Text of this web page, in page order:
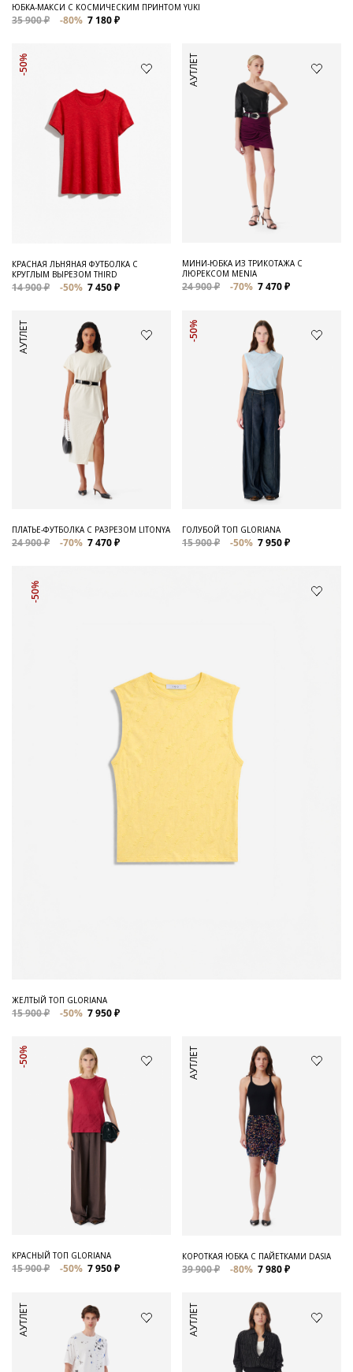
ЮБКА-МАКСИ С КОСМИЧЕСКИМ ПРИНТОМ YUKI
35 900 ₽ -80% 7 180 ₽
-50%
КРАСНАЯ ЛЬНЯНАЯ ФУТБОЛКА С
КРУГЛЫМ ВЫРЕЗОМ THIRD
14 900 ₽ -50% 7 450 ₽
АУТЛЕТ
МИНИ-ЮБКА ИЗ ТРИКОТАЖА С
ЛЮРЕКСОМ MENIA
24 900 ₽ -70% 7 470 ₽
АУТЛЕТ
ПЛАТЬЕ-ФУТБОЛКА С РАЗРЕЗОМ LITONYA
24 900 ₽ -70% 7 470 ₽
-50%
ГОЛУБОЙ ТОП GLORIANA
15 900 ₽ -50% 7 950 ₽
-50%
ЖЕЛТЫЙ ТОП GLORIANA
15 900 ₽ -50% 7 950 ₽
-50%
КРАСНЫЙ ТОП GLORIANA
15 900 ₽ -50% 7 950 ₽
АУТЛЕТ
КОРОТКАЯ ЮБКА С ПАЙЕТКАМИ DASIA
39 900 ₽ -80% 7 980 ₽
АУТЛЕТ АУТЛЕТ